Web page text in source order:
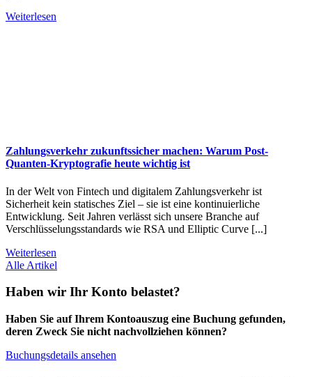
Weiterlesen
Zahlungsverkehr zukunftssicher machen: Warum Post-
Quanten-Kryptografie heute wichtig ist
In der Welt von Fintech und digitalem Zahlungsverkehr ist
Sicherheit kein statisches Ziel – sie ist eine kontinuierliche
Entwicklung. Seit Jahren verlässt sich unsere Branche auf
Verschlüsselungsstandards wie RSA und Elliptic Curve [...]
Weiterlesen
Alle Artikel
Haben wir Ihr Konto belastet?
Haben Sie auf Ihrem Kontoauszug eine Buchung gefunden,
deren Zweck Sie nicht nachvollziehen können?
Buchungsdetails ansehen